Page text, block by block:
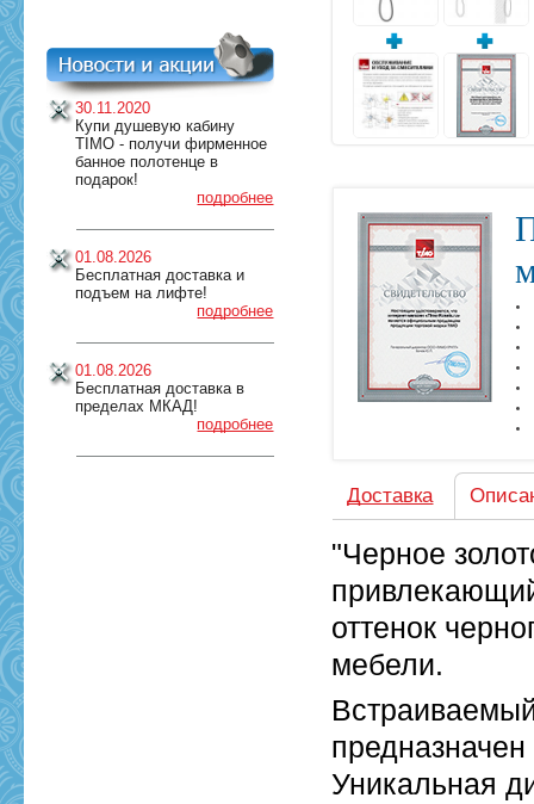
30.11.2020
Купи душевую кабину
TIMO - получи фирменное
банное полотенце в
подарок!
подробнее
01.08.2026
Бесплатная доставка и
подъем на лифте!
подробнее
01.08.2026
Бесплатная доставка в
пределах МКАД!
подробнее
Доставка
"Черное
оттенок
мебели.
Уникальная